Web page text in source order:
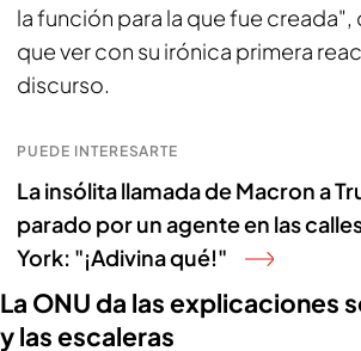
la función para la que fue
que ver con su irónica primera
discurso.
PUEDE INTERESARTE
La insólita llamada de Macron a
parado por un agente en las
York: "¡Adivina qué!"
La ONU da las explicaciones
y las escaleras